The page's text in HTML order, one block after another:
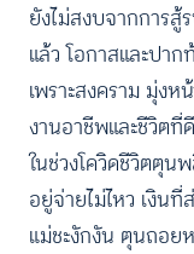
ยังไม่สงบจากการสู้
แล้ว โอกาสและปา
เพราะสงคราม มุ่งห
งานอาชีพและชีวิตที่
ในช่วงโควิดชีวิตตุน
อยู่จ่ายไม่ไหว เงิน
แม่ชะงักงัน ตุนถอย